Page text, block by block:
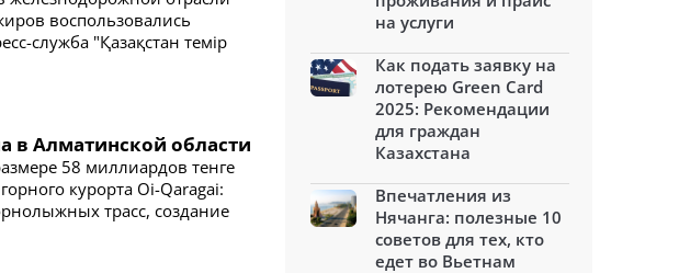
воспользовались
служба "Қазақстан темір
в Алматинской области
58 миллиардов тенге
курорта Oi-Qaragai:
трасс, создание
на услуги
Как подать заявку на
лотерею Green Card
2025: Рекомендации
для граждан
Казахстана
Впечатления из
Нячанга: полезные 10
советов для тех, кто
едет во Вьетнам